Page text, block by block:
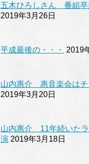
五木ひろしさん 番組卒
2019年3月26日
平成最後の・・・ 2019
山内惠介 惠音楽会はチ
2019年3月20日
山内惠介 11年続いたラ
演 2019年3月18日